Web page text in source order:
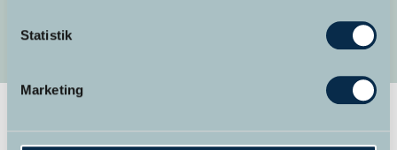
Statistik
Marketing